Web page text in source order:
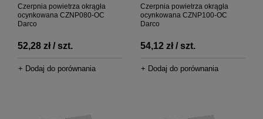
Czerpnia powietrza okrągła
ocynkowana CZNP080-OC
Darco
52,28 zł / szt.
+ Dodaj do porównania
Czerpnia powietrza okrągła
ocynkowana CZNP100-OC
Darco
54,12 zł / szt.
+ Dodaj do porównania